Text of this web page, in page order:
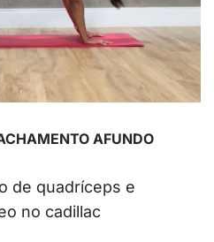
AFUNDO
de quadríceps e
no cadillac